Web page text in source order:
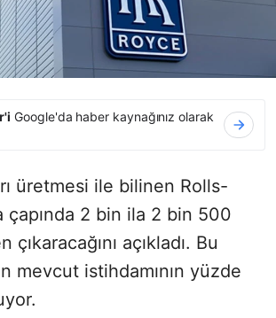
Google'da haber kaynağınız olarak
üretmesi ile bilinen Rolls-
çapında 2 bin ila 2 bin 500
çıkaracağını açıkladı. Bu
mevcut istihdamının yüzde